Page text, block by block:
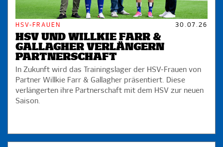
HSV-FRAUEN 30.07.26
HSV UND WILLKIE FARR &
GALLAGHER VERLÄNGERN
PARTNERSCHAFT
In Zukunft wird das Trainingslager der HSV-Frauen von
Partner Willkie Farr & Gallagher präsentiert. Diese
verlängerten ihre Partnerschaft mit dem HSV zur neuen
Saison.